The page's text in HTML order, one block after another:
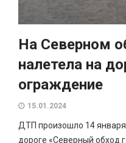
На Северном
налетела на
ограждение
15.01.2024
ДТП произошло 14
дороге «Северный обход